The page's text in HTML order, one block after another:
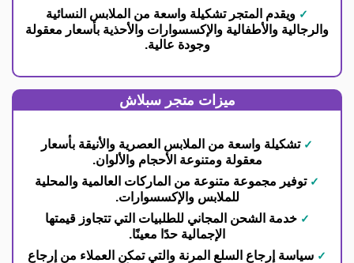
ويقدم المتجر تشكيلة واسعة من الملابس النسائية
والرجالية والأطفالية والإكسسوارات والأحذية بأسعار معقولة
وجودة عالية.
ميزات متجر سبلاش
تشكيلة واسعة من الملابس العصرية والأنيقة بأسعار
معقولة ومتنوعة الأحجام والألوان.
توفير مجموعة متنوعة من الماركات العالمية والمحلية
للملابس والإكسسوارات.
خدمة الشحن المجاني للطلبيات التي تتجاوز قيمتها
الإجمالية حدًا معينًا.
سياسة إرجاع السلع المرنة والتي تمكن العملاء من إرجاع